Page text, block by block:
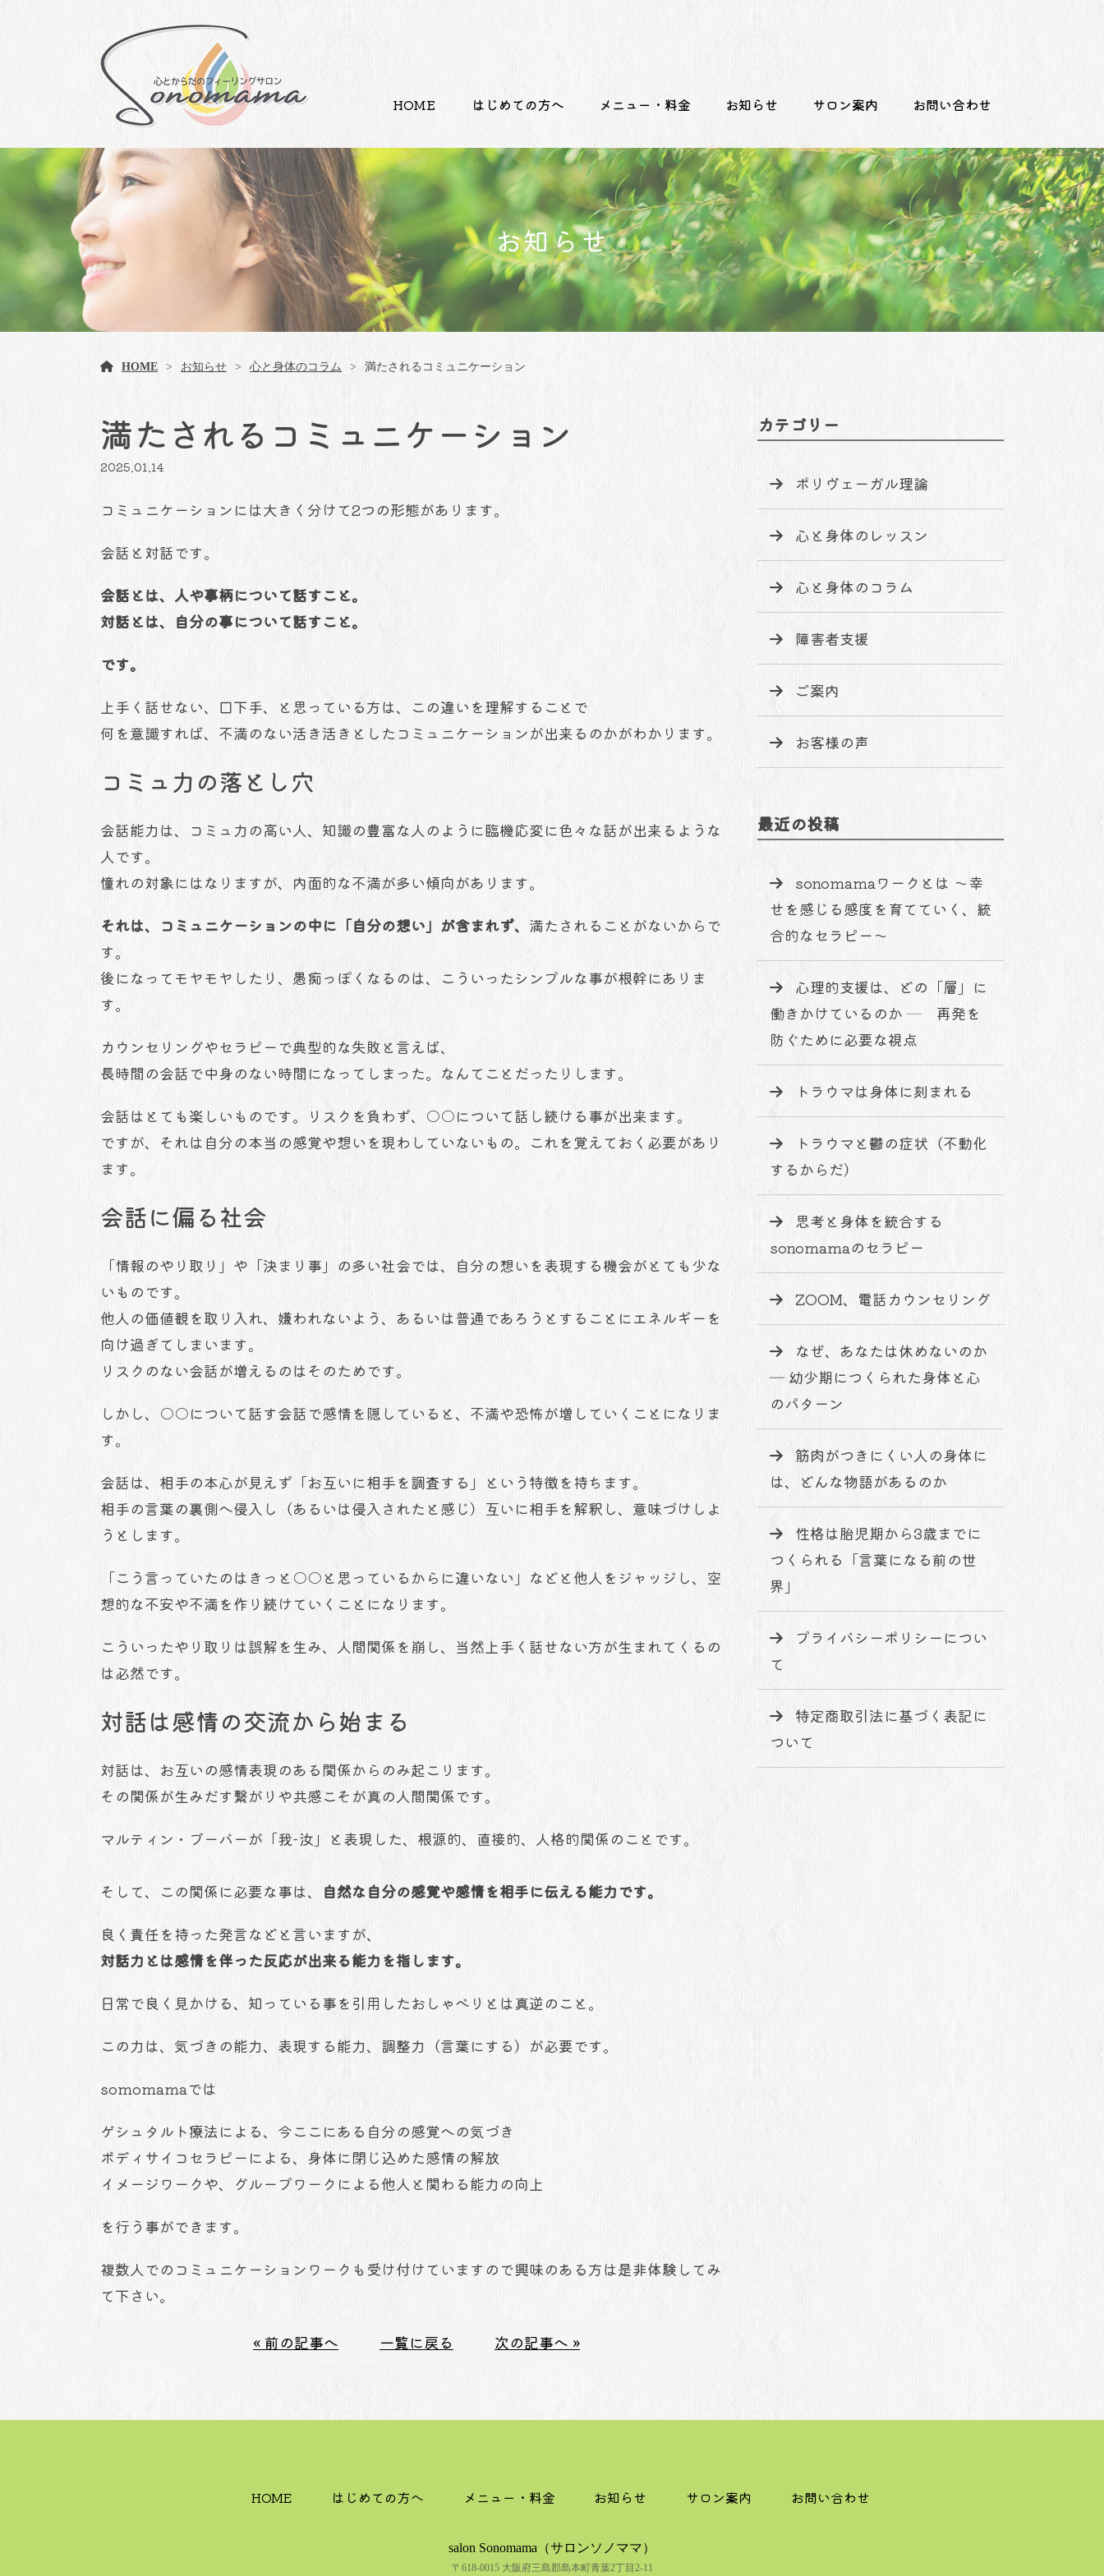
HOME はじめての方へ メニュー・料金 お知らせ サロン案内 お問い合わせ
お知らせ
HOME お知らせ 心と身体のコラム 満たされるコミュニケーション
満たされるコミュニケーション
2025.01.14
コミュニケーションには大きく分けて2つの形態があります。
会話と対話です。
会話とは、人や事柄について話すこと。
対話とは、自分の事について話すこと。
です。
上手く話せない、口下手、と思っている方は、この違いを理解することで
何を意識すれば、不満のない活き活きとしたコミュニケーションが出来るのかがわかります。
コミュ力の落とし穴
会話能力は、コミュ力の高い人、知識の豊富な人のように臨機応変に色々な話が出来るような
人です。
憧れの対象にはなりますが、内面的な不満が多い傾向があります。
それは、コミュニケーションの中に「自分の想い」が含まれず、 満たされることがないからで
す。
後になってモヤモヤしたり、愚痴っぽくなるのは、こういったシンプルな事が根幹にありま
す。
カウンセリングやセラピーで典型的な失敗と言えば、
長時間の会話で中身のない時間になってしまった。なんてことだったりします。
会話はとても楽しいものです。リスクを負わず、○○について話し続ける事が出来ます。
ですが、それは自分の本当の感覚や想いを現わしていないもの。これを覚えておく必要があり
ます。
会話に偏る社会
「情報のやり取り」や「決まり事」の多い社会では、自分の想いを表現する機会がとても少な
いものです。
他人の価値観を取り入れ、嫌われないよう、あるいは普通であろうとすることにエネルギーを
向け過ぎてしまいます。
リスクのない会話が増えるのはそのためです。
しかし、○○について話す会話で感情を隠していると、不満や恐怖が増していくことになりま
す。
会話は、相手の本心が見えず「お互いに相手を調査する」という特徴を持ちます。
相手の言葉の裏側へ侵入し（あるいは侵入されたと感じ）互いに相手を解釈し、意味づけしよ
うとします。
「こう言っていたのはきっと○○と思っているからに違いない」などと他人をジャッジし、空
想的な不安や不満を作り続けていくことになります。
こういったやり取りは誤解を生み、人間関係を崩し、当然上手く話せない方が生まれてくるの
は必然です。
対話は感情の交流から始まる
対話は、お互いの感情表現のある関係からのみ起こります。
その関係が生みだす繋がりや共感こそが真の人間関係です。
マルティン・ブーバーが「我-汝」と表現した、 根源的、直接的、人格的関係のことです。
そして、この関係に必要な事は、
自然な自分の感覚や感情を相手に伝える能力です。
良く責任を持った発言などと言いますが、
対話力とは感情を伴った反応が出来る能力を指します。
日常で良く見かける、知っている事を引用したおしゃべりとは真逆のこと。
この力は、気づきの能力、表現する能力、調整力（言葉にする）が必要です。
somomamaでは
ゲシュタルト療法による、今ここにある自分の感覚への気づき
ボディサイコセラピーによる、身体に閉じ込めた感情の解放
イメージワークや、グループワークによる他人と関わる能力の向上
を行う事ができます。
複数人でのコミュニケーションワークも受け付けていますので興味のある方は是非体験してみ
て下さい。
« 前の記事へ 一覧に戻る 次の記事へ »
カテゴリー
ポリヴェーガル理論
心と身体のレッスン
心と身体のコラム
障害者支援
ご案内
お客様の声
最近の投稿
sonomamaワークとは 〜幸
せを感じる感度を育てていく、統
合的なセラピー〜
心理的支援は、どの「層」に
働きかけているのか ─ 再発を
防ぐために必要な視点
トラウマは身体に刻まれる
トラウマと鬱の症状（不動化
するからだ）
思考と身体を統合する
sonomamaのセラピー
ZOOM、電話カウンセリング
なぜ、あなたは休めないのか
― 幼少期につくられた身体と心
のパターン
筋肉がつきにくい人の身体に
は、どんな物語があるのか
性格は胎児期から3歳までに
つくられる「言葉になる前の世
界」
プライバシーポリシーについ
て
特定商取引法に基づく表記に
ついて
HOME はじめての方へ メニュー・料金 お知らせ サロン案内 お問い合わせ
salon Sonomama（サロンソノママ）
〒618-0015 大阪府三島郡島本町青葉2丁目2-11